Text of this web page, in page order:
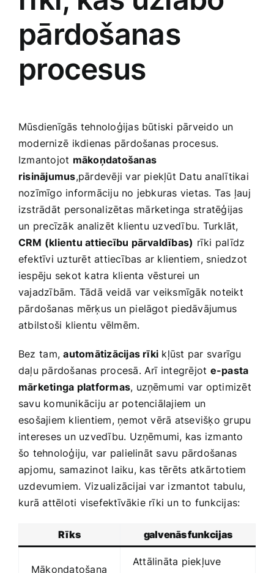
pārdošanas
procesus
Mūsdienīgās‌ tehnoloģijas būtiski pārveido un
modernizē⁤ ikdienas pārdošanas procesus. ​
Izmantojot mākoņdatošanas
risinājumus,pārdevēji var piekļūt Datu analītikai
nozīmīgo informāciju no jebkuras vietas. Tas ļauj
izstrādāt ⁢personalizētas mārketinga stratēģijas
un ⁢precīzāk analizēt klientu uzvedību. Turklāt,
CRM‌ (klientu attiecību pārvaldības) rīki palīdz
efektīvi uzturēt attiecības ar klientiem, sniedzot
iespēju sekot katra klienta vēsturei un
vajadzībām. Tādā veidā var veiksmīgāk noteikt
pārdošanas ‌mērķus un pielāgot piedāvājumus‍
atbilstoši klientu vēlmēm.
Bez ⁣tam,automātizācijas rīki ​kļūst​ par svarīgu
daļu pārdošanas procesā. Arī integrējot e-pasta
mārketinga platformas, uzņēmumi var optimizēt
savu komunikāciju ar potenciālajiem un
esošajiem klientiem, ņemot vērā atsevišķo grupu
intereses un uzvedību. Uzņēmumi, kas izmanto
šo tehnoloģiju, var palielināt savu pārdošanas‌
apjomu, samazinot laiku, kas tērēts ⁢atkārtotiem
uzdevumiem. Vizualizācijai var izmantot tabulu,
⁤kurā attēloti visefektīvākie rīki un to funkcijas:
Rīks galvenās funkcijas
Mākoņdatošana
Attālināta piekļuve